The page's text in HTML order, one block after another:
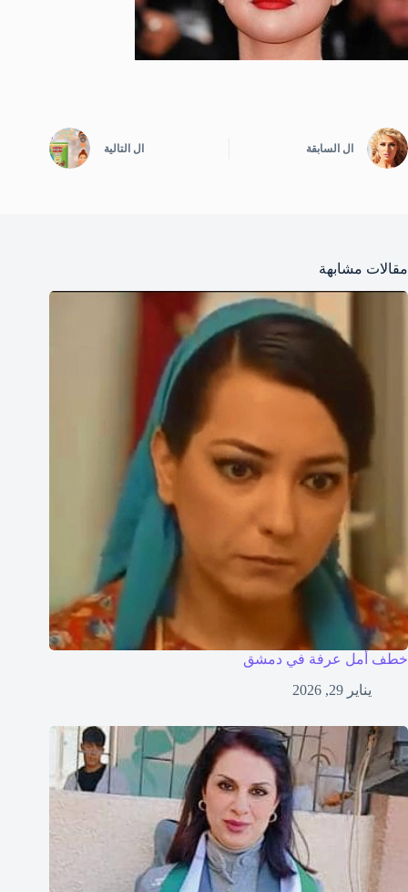
ال السابقة ال التالية
مقالات مشابهة
خطف أمل عرفة في دمشق
يناير 29, 2026